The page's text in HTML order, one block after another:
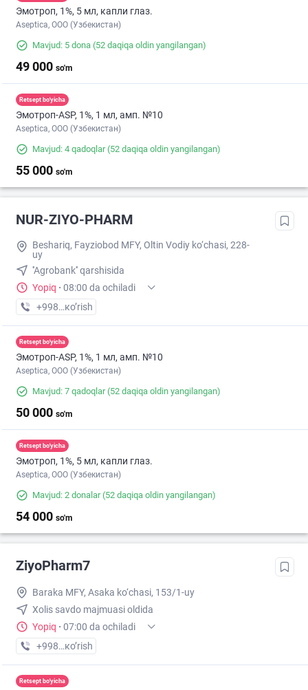
Эмотроп, 1%, 5 мл, капли глаз.
Aseptica, ООО (Узбекистан)
Mavjud: 5 dona (52 daqiqa oldin yangilangan)
49 000 so'm
Retsept bo'yicha
Эмотроп-ASР, 1%, 1 мл, амп. №10
Aseptica, ООО (Узбекистан)
Mavjud: 4 qadoqlar(52 daqiqa oldin yangilangan)
55 000 so'm
NUR-ZIYO-PHARM
Beshariq, Fayziobod MFY, Oltin Vodiy ko‘chasi, 228-
uy
''Agrobank'' qarshisida
Yopiq · 08:00 da ochiladi
+998 (93) XXX-XX-XX
кo’rish
Retsept bo'yicha
Эмотроп-ASР, 1%, 1 мл, амп. №10
Aseptica, ООО (Узбекистан)
Mavjud: 7 qadoqlar(52 daqiqa oldin yangilangan)
50 000 so'm
Retsept bo'yicha
Эмотроп, 1%, 5 мл, капли глаз.
Aseptica, ООО (Узбекистан)
Mavjud: 2 donalar(52 daqiqa oldin yangilangan)
54 000 so'm
ZiyoPharm7
Baraka MFY, Asaka ko‘chasi, 153/1-uy
Xolis savdo majmuasi oldida
Yopiq · 07:00 da ochiladi
+998 (91) XXX-XX-XX
кo’rish
Retsept bo'yicha